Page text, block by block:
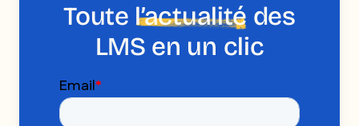
Toute l’actualité des
LMS en un clic